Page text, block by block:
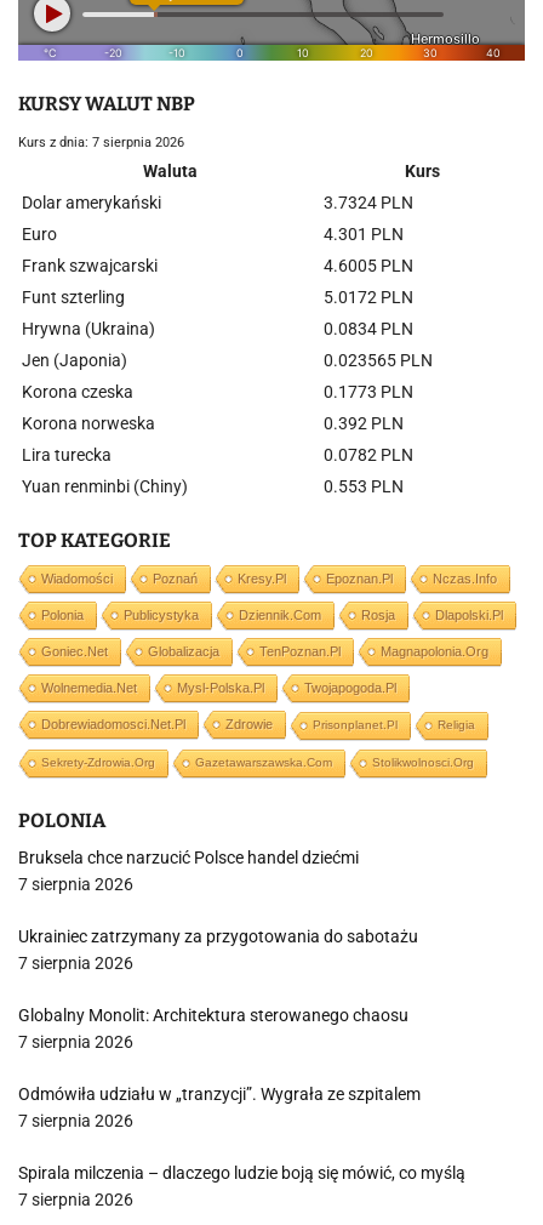
KURSY WALUT NBP
Kurs z dnia: 7 sierpnia 2026
Waluta
Kurs
Dolar amerykański
3.7324 PLN
Euro
4.301 PLN
Frank szwajcarski
4.6005 PLN
Funt szterling
5.0172 PLN
Hrywna (Ukraina)
0.0834 PLN
Jen (Japonia)
0.023565 PLN
Korona czeska
0.1773 PLN
Korona norweska
0.392 PLN
Lira turecka
0.0782 PLN
Yuan renminbi (Chiny)
0.553 PLN
TOP KATEGORIE
Wiadomości Poznań Kresy.pl Epoznan.pl Nczas.info
Polonia Publicystyka Dziennik.com Rosja Dlapolski.pl
Goniec.net Globalizacja TenPoznan.pl Magnapolonia.org
Wolnemedia.net Mysl-Polska.pl Twojapogoda.pl
Dobrewiadomosci.net.pl Zdrowie Prisonplanet.pl Religia
Sekrety-Zdrowia.org Gazetawarszawska.com Stolikwolnosci.org
POLONIA
Bruksela chce narzucić Polsce handel dziećmi
7 sierpnia 2026
Ukrainiec zatrzymany za przygotowania do sabotażu
7 sierpnia 2026
Globalny Monolit: Architektura sterowanego chaosu
7 sierpnia 2026
Odmówiła udziału w „tranzycji”. Wygrała ze szpitalem
7 sierpnia 2026
Spirala milczenia – dlaczego ludzie boją się mówić, co myślą
7 sierpnia 2026